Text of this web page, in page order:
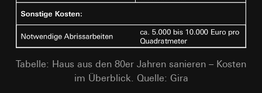
Tabelle: Haus aus den 80er Jahren sanieren – Kosten
im Überblick. Quelle: Gira
Cookie-Informationen (z. B. ID des Nutzers,
getestete Varianten, Testergebnisse).
Rechtsgrundlage und ggf. verfolgte berechtigte
Art. 6 Abs. 1 lit. a DSGVO: Einwilligung des
Nutzers
spätestens nach 13 Monaten gelöscht oder wenn Sie
Ihre Einwilligung widerrufen; das Cookie hat eine
Funktionsdauer von 13 Monaten